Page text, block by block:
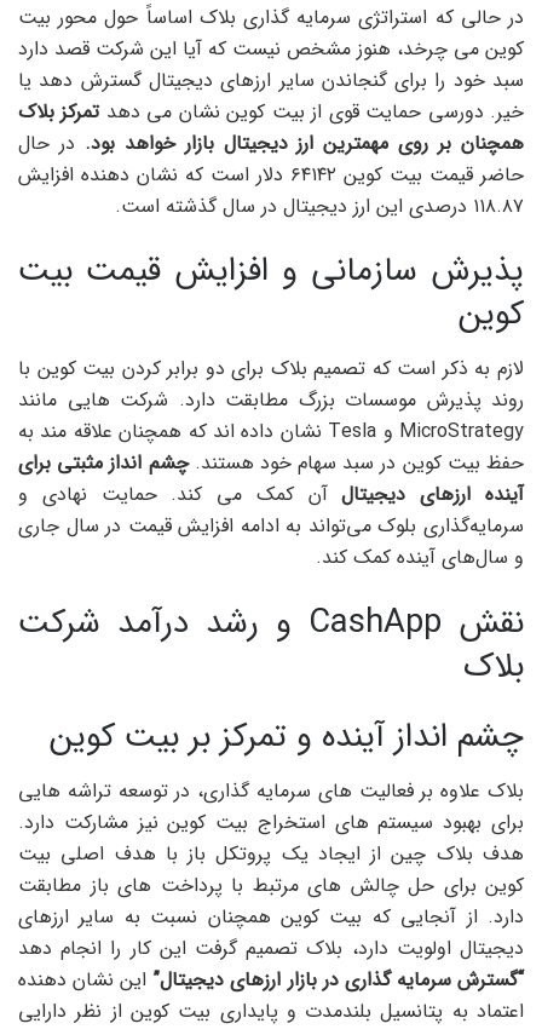
در حالی که استراتژی سرمایه گذاری بلاک اساساً حول محور بیت
کوین می چرخد، هنوز مشخص نیست که آیا این شرکت قصد دارد
سبد خود را برای گنجاندن سایر ارزهای دیجیتال گسترش دهد یا
خیر. دورسی حمایت قوی از بیت کوین نشان می دهدتمرکز بلاک
همچنان بر روی مهمترین ارز دیجیتال بازار خواهد بود. در حال
حاضر قیمت بیت کوین ۶۴۱۴۲ دلار است که نشان دهنده افزایش
۱۱۸.۸۷ درصدی این ارز دیجیتال در سال گذشته است.
پذیرش سازمانی و افزایش قیمت بیت
کوین
لازم به ذکر است که تصمیم بلاک برای دو برابر کردن بیت کوین با
روند پذیرش موسسات بزرگ مطابقت دارد. شرکت هایی مانند
MicroStrategy و Tesla نشان داده اند که همچنان علاقه مند به
حفظ بیت کوین در سبد سهام خود هستند.چشم انداز مثبتی برای
آینده ارزهای دیجیتالآن کمک می کند. حمایت نهادی و
سرمایه‌گذاری بلوک می‌تواند به ادامه افزایش قیمت در سال جاری
و سال‌های آینده کمک کند.
نقش CashApp و رشد درآمد شرکت
بلاک
چشم انداز آینده و تمرکز بر بیت کوین
بلاک علاوه بر فعالیت های سرمایه گذاری، در توسعه تراشه هایی
برای بهبود سیستم های استخراج بیت کوین نیز مشارکت دارد.
هدف بلاک چین از ایجاد یک پروتکل باز با هدف اصلی بیت
کوین برای حل چالش های مرتبط با پرداخت های باز مطابقت
دارد. از آنجایی که بیت کوین همچنان نسبت به سایر ارزهای
دیجیتال اولویت دارد، بلاک تصمیم گرفت این کار را انجام دهد
“گسترش سرمایه گذاری در بازار ارزهای دیجیتال” این نشان دهنده
اعتماد به پتانسیل بلندمدت و پایداری بیت کوین از نظر دارایی